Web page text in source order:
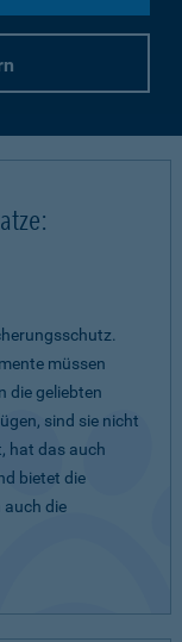
müssen
die geliebten
sind sie nicht
hat das auch
bietet die
auch die